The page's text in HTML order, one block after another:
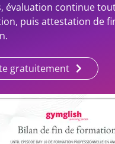
évaluation continue
puis attestation de
gratuitement